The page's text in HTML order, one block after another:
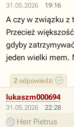
31.05.2026 19:16
2 odpowiedzi
A czy w związku z
Przecież
gdyby
jeden wielki mem.
31.05.2026 22:28
lukaszm000694
Herr Pietrus